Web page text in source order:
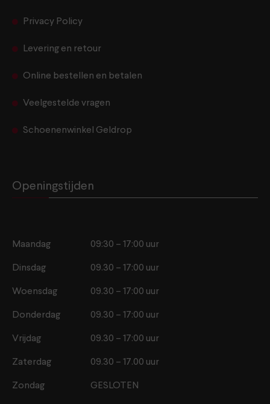
Privacy Policy
Levering en retour
Online bestellen en betalen
Veelgestelde vragen
Schoenenwinkel Geldrop
Openingstijden
Maandag 09:30 – 17:00 uur
Dinsdag 09.30 – 17:00 uur
Woensdag 09.30 – 17:00 uur
Donderdag 09.30 – 17:00 uur
Vrijdag 09.30 – 17:00 uur
Zaterdag 09.30 – 17.00 uur
Zondag GESLOTEN